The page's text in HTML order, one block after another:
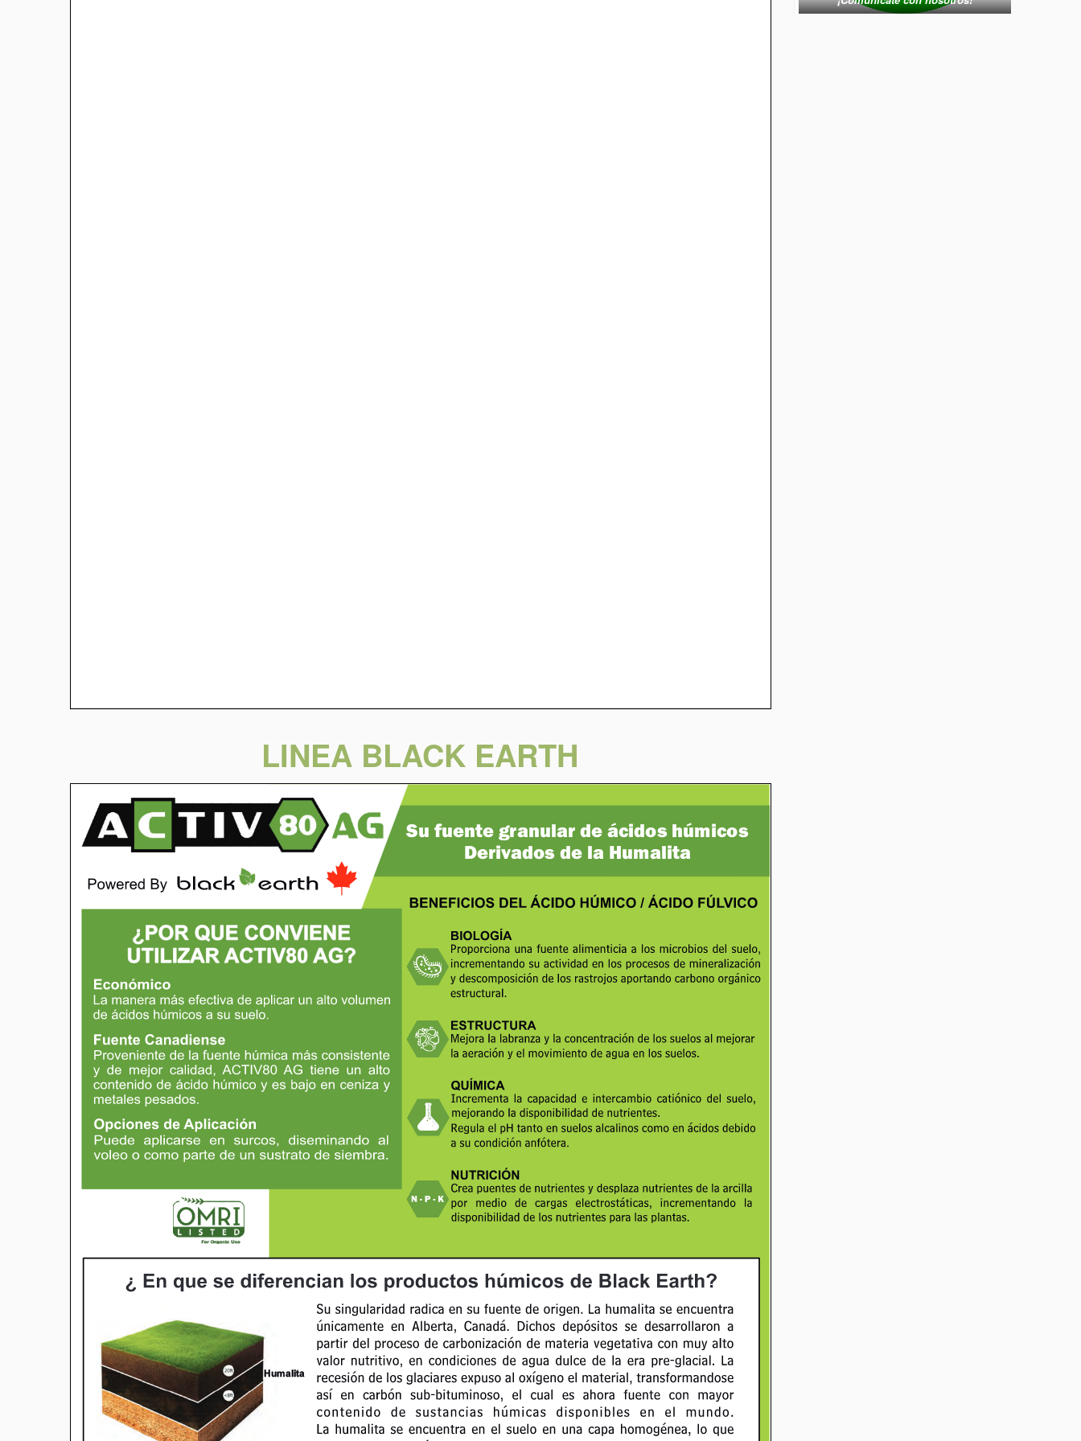
LINEA BLACK EARTH